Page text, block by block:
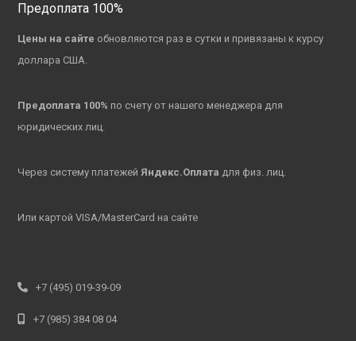
Предоплата 100%
Цены на сайте обновляются раз в сутки и привязаны к курсу
доллара США.
Предоплата 100% по счету от нашего менеджера для
юридических лиц.
Через систему платежей Яндекс.Оплата для физ. лиц.
Или картой VISA/MasterCard на сайте
+7 (495) 019-39-09
+7 (985) 384 08 04